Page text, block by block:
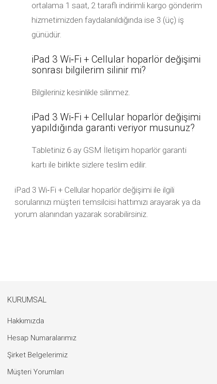
ortalama 1 saat, 2 taraflı indirimli kargo gönderim
hizmetimizden faydalanıldığında ise 3 (üç) iş
günüdür.
iPad 3 Wi‑Fi + Cellular hoparlör değişimi
sonrası bilgilerim silinir mi?
Bilgileriniz kesinlikle silinmez.
iPad 3 Wi‑Fi + Cellular hoparlör değişimi
yapıldığında garanti veriyor musunuz?
Tabletiniz 6 ay GSM İletişim hoparlör garanti
kartı ile birlikte sizlere teslim edilir.
iPad 3 Wi‑Fi + Cellular hoparlör değişimi ile ilgili
sorularınızı müşteri temsilcisi hattımızı arayarak ya da
yorum alanından yazarak sorabilirsiniz.
KURUMSAL
Hakkımızda
Hesap Numaralarımız
Şirket Belgelerimiz
Müşteri Yorumları